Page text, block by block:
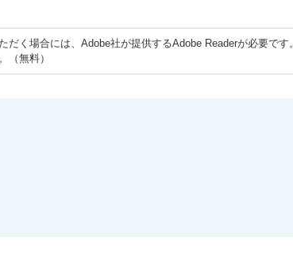
だく場合には、Adobe社が提供するAdobe Readerが必要です。
（無料）